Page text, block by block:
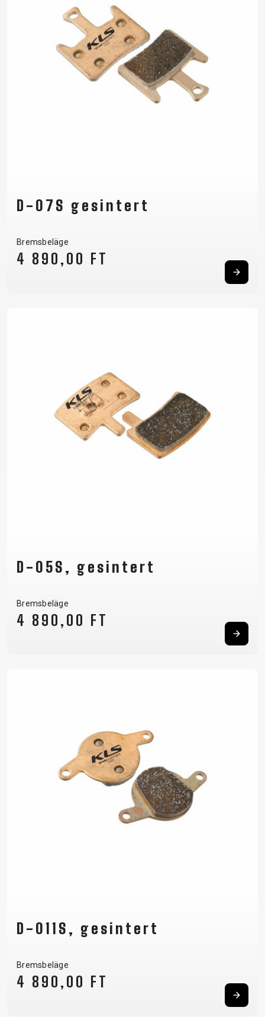
D-07S gesintert
Bremsbeläge
4 890,00 FT
D-05S, gesintert
Bremsbeläge
4 890,00 FT
D-011S, gesintert
Bremsbeläge
4 890,00 FT